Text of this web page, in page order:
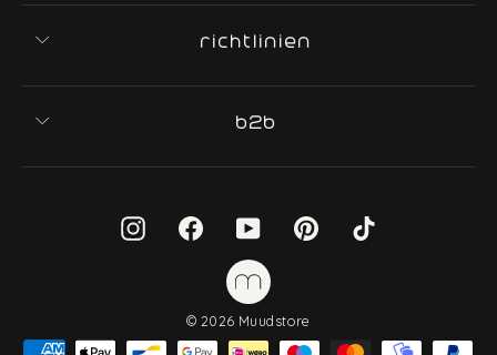
IN DEN WARENKORB
− +
richtlinien
b2b
InstagramFacebookYouTube Pinterest
© 2026 Muudstore